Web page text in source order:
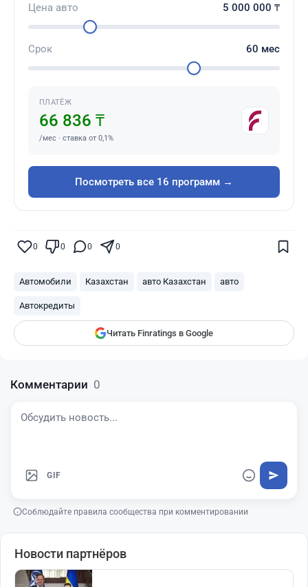
Цена авто 5 000 000 ₸
Срок 60 мес
ПЛАТЁЖ
66 836 ₸
/мес · ставка от 0,1%
Посмотреть все 16 программ →
0 0 0 0
Автомобили Казахстан авто Казахстан авто
Автокредиты
Читать Finratings в Google
Поставьте галочку рядом с
Finratings
Комментарии 0
GIF
Соблюдайте правила сообщества при комментировании